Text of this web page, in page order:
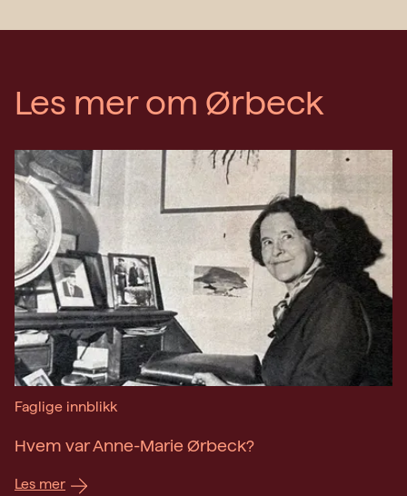
Les mer om Ørbeck
Faglige innblikk
Hvem var Anne-Marie Ørbeck?
Les mer